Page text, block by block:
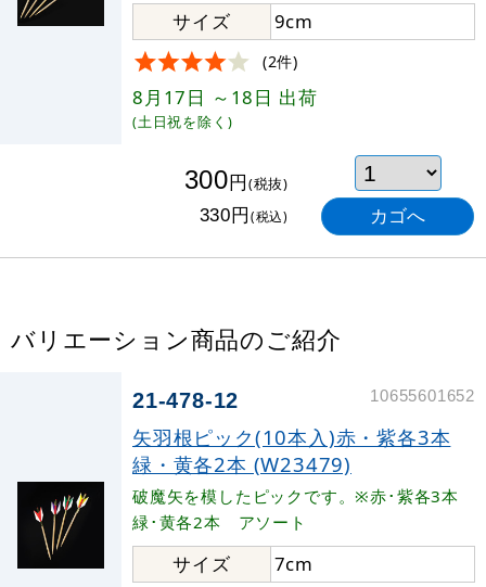
サイズ 9cm
(2件)
8月17日 ～18日 出荷
(土日祝を除く)
300円(税抜)
330円(税込)
バリエーション商品のご紹介
21-478-12 10655601652
矢羽根ピック(10本入)赤・紫各3本
緑・黄各2本 (W23479)
破魔矢を模したピックです。※赤･紫各3本
緑･黄各2本 アソート
サイズ 7cm